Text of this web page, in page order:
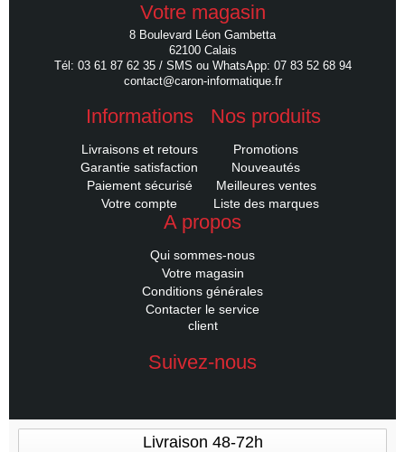
Votre magasin
8 Boulevard Léon Gambetta
62100 Calais
Tél: 03 61 87 62 35 / SMS ou WhatsApp: 07 83 52 68 94
contact@caron-informatique.fr
Informations
Livraisons et retours
Garantie satisfaction
Paiement sécurisé
Votre compte
Nos produits
Promotions
Nouveautés
Meilleures ventes
Liste des marques
A propos
Qui sommes-nous
Votre magasin
Conditions générales
Contacter le service
client
Suivez-nous
Livraison 48-72h